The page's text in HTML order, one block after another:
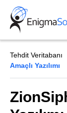
Skip
content
Tehdit Veritabanı
Amaçlı Yazılımı